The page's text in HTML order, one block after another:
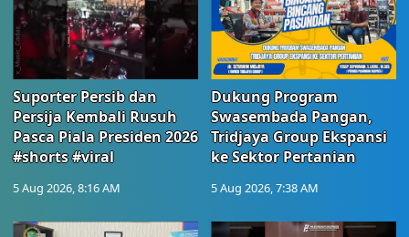
Suporter Persib dan
Persija Kembali Rusuh
Pasca Piala Presiden 2026
#shorts #viral
5 Aug 2026, 8:16 AM
Dukung Program
Swasembada Pangan,
Tridjaya Group Ekspansi
ke Sektor Pertanian
5 Aug 2026, 7:38 AM